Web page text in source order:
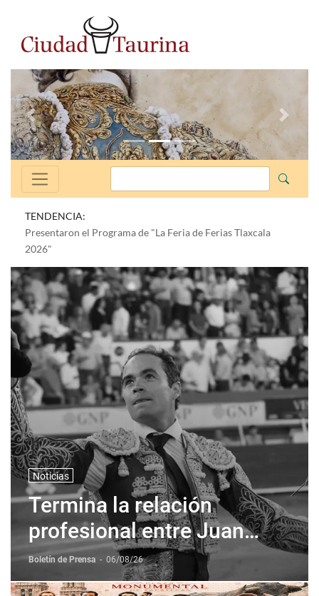
Anterior
TENDENCIA:
Presentaron el Programa de "La Feria de Ferias Tlaxcala
2026"
Noticias
Termina la relación
profesional entre Juan
Pablo Sanchez y Corona +
Corona
Boletín de Prensa - 06/08/26